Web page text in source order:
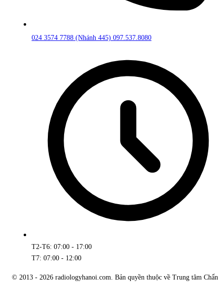
024 3574 7788 (Nhánh 445) 097.537.8080
T2-T6: 07:00 - 17:00
T7: 07:00 - 12:00
© 2013 - 2026 radiologyhanoi.com. Bản quyền thuộc về Trung tâm Chẩn